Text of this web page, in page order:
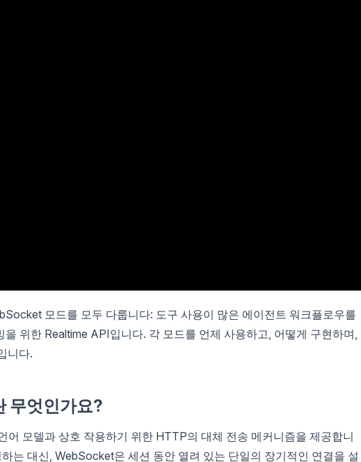
모드를 모두 다룹니다: 도구 사용이 많은 에이전트 워크플로우를
위한 Realtime API입니다. 각 모드를 언제 사용하고, 어떻게 구현하며,
니다.
무엇인가요?
어 모델과 상호 작용하기 위한 HTTP의 대체 전송 메커니즘을 제공합니
는 대신, WebSocket은 세션 동안 열려 있는 단일의 장기적인 연결을 설